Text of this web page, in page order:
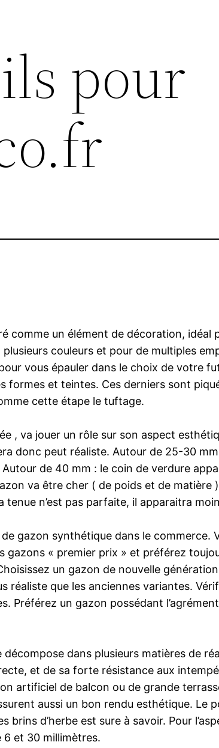
pour
comme un élément de décoration,
couleurs et pour de multiples
vous épauler dans le choix de votre
et teintes. Ces derniers sont
cette étape le tuftage.
, va jouer un rôle sur son aspect
donc peut réaliste. Autour de 25-30 mm
de 40 mm : le coin de verdure
va être cher ( de poids et de
tenue n’est pas parfaite, il apparaitra
gazon synthétique dans le
« premier prix » et préférez
un gazon de nouvelle
réaliste que les anciennes variantes.
Préférez un gazon possédant
dans plusieurs matières de
et de sa forte résistance aux
artificiel de balcon ou de grande
aussi un bon rendu esthétique. Le
brins d’herbe est sure à savoir. Pour
6 et 30 millimètres.